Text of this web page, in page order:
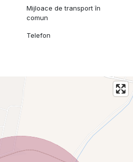
Mijloace de transport în
comun
Telefon